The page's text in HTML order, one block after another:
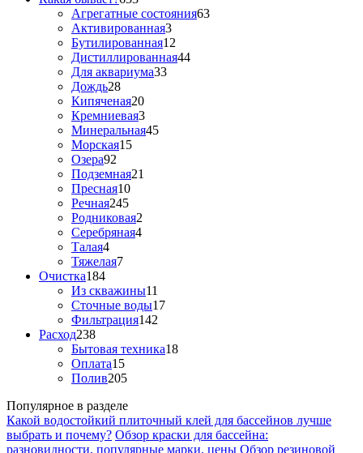
Агрегатные состояния63
Активированная3
Бутилированная12
Дистиллированная44
Для аквариума33
Дождь28
Кипяченая20
Кремниевая3
Минеральная45
Морская15
Озера92
Подземная21
Пресная10
Речная245
Родниковая2
Серебряная4
Талая4
Тяжелая7
Очистка184
Из скважины11
Сточные воды17
Фильтрация142
Расход238
Бытовая техника18
Оплата15
Полив205
Популярное в разделе
Какой водостойкий плиточный клей для бассейнов лучше
выбрать и почему? Обзор краски для бассейна:
разновидности, популярные марки, цены Обзор резиновой